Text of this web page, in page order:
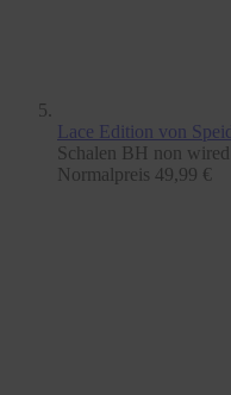
Lace Edition von
Schalen BH non wired
Normalpreis 49,99 €